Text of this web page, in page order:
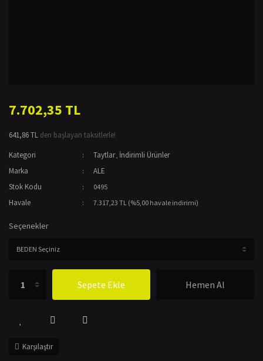
7.702,35 TL
641,86 TL den başlayan taksitlerle!
Kategori
Taytlar, İndirimli Ürünler
Marka
ALE
Stok Kodu
0495
Havale 7.317,23 TL (%5,00 havale indirimi)
Seçenekler
Sepete Ekle Hemen Al
Karşılaştır